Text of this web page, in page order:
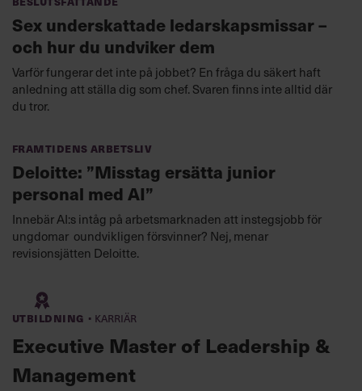
Sex underskattade ledarskapsmissar –
och hur du undviker dem
Varför fungerar det inte på jobbet? En fråga du säkert haft
anledning att ställa dig som chef. Svaren finns inte alltid där
du tror.
Framtidens arbetsliv
Deloitte: ”Misstag ersätta junior
personal med AI”
Innebär AI:s intåg på arbetsmarknaden att instegsjobb för
ungdomar oundvikligen försvinner? Nej, menar
revisionsjätten Deloitte.
Utbildning · Karriär
Executive Master of Leadership &
Management